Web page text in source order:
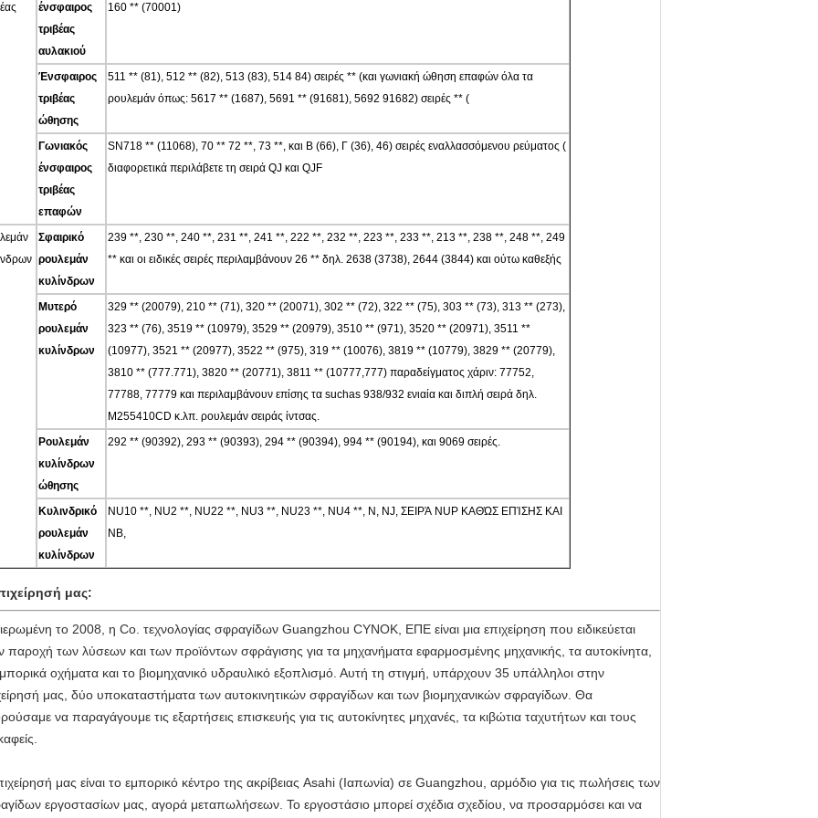
ένσφαιρος
τριβέας
αυλακιού
160 ** (70001)
Ένσφαιρος
τριβέας
ώθησης
511 ** (81), 512 ** (82), 513 (83), 514 84) σειρές ** (και γωνιακή ώθηση επαφών όλα τα
ρουλεμάν όπως: 5617 ** (1687), 5691 ** (91681), 5692 91682) σειρές ** (
Γωνιακός
ένσφαιρος
τριβέας
επαφών
SN718 ** (11068), 70 ** 72 **, 73 **, και Β (66), Γ (36), 46) σειρές εναλλασσόμενου ρεύματος (
διαφορετικά περιλάβετε τη σειρά QJ και QJF
Σφαιρικό
ρουλεμάν
κυλίνδρων
239 **, 230 **, 240 **, 231 **, 241 **, 222 **, 232 **, 223 **, 233 **, 213 **, 238 **, 248 **, 249
** και οι ειδικές σειρές περιλαμβάνουν 26 ** δηλ. 2638 (3738), 2644 (3844) και ούτω καθεξής
Μυτερό
ρουλεμάν
κυλίνδρων
329 ** (20079), 210 ** (71), 320 ** (20071), 302 ** (72), 322 ** (75), 303 ** (73), 313 ** (273),
323 ** (76), 3519 ** (10979), 3529 ** (20979), 3510 ** (971), 3520 ** (20971), 3511 **
(10977), 3521 ** (20977), 3522 ** (975), 319 ** (10076), 3819 ** (10779), 3829 ** (20779),
3810 ** (777.771), 3820 ** (20771), 3811 ** (10777,777) παραδείγματος χάριν: 77752,
77788, 77779 και περιλαμβάνουν επίσης τα suchas 938/932 ενιαία και διπλή σειρά δηλ.
M255410CD κ.λπ. ρουλεμάν σειράς ίντσας.
Ρουλεμάν
κυλίνδρων
ώθησης
292 ** (90392), 293 ** (90393), 294 ** (90394), 994 ** (90194), και 9069 σειρές.
Κυλινδρικό
ρουλεμάν
κυλίνδρων
NU10 **, NU2 **, NU22 **, NU3 **, NU23 **, NU4 **, Ν, NJ, ΣΕΙΡΆ NUP ΚΑΘΏΣ ΕΠΊΣΗΣ ΚΑΙ
NB,
μας:
το 2008, η Co. τεχνολογίας σφραγίδων Guangzhou CYNOK, ΕΠΕ είναι μια επιχείρηση που ειδικεύεται
παροχή των λύσεων και των προϊόντων σφράγισης για τα μηχανήματα εφαρμοσμένης μηχανικής, τα αυτοκίνητα,
οχήματα και το βιομηχανικό υδραυλικό εξοπλισμό. Αυτή τη στιγμή, υπάρχουν 35 υπάλληλοι στην
μας, δύο υποκαταστήματα των αυτοκινητικών σφραγίδων και των βιομηχανικών σφραγίδων. Θα
να παραγάγουμε τις εξαρτήσεις επισκευής για τις αυτοκίνητες μηχανές, τα κιβώτια ταχυτήτων και τους
μας είναι το εμπορικό κέντρο της ακρίβειας Asahi (Ιαπωνία) σε Guangzhou, αρμόδιο για τις πωλήσεις των
εργοστασίων μας, αγορά μεταπωλήσεων. Το εργοστάσιο μπορεί σχέδια σχεδίου, να προσαρμόσει και να